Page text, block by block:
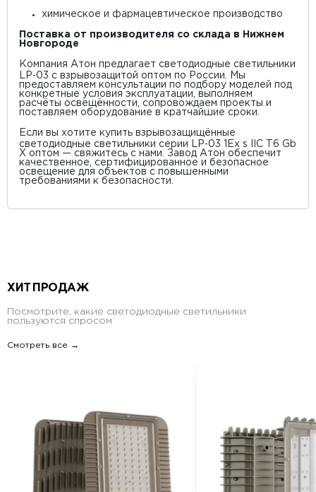
химическое и фармацевтическое производство
Поставка от производителя со склада в Нижнем
Новгороде
Компания Атон предлагает светодиодные светильники
LP‑03 с взрывозащитой оптом по России. Мы
предоставляем консультации по подбору моделей под
конкретные условия эксплуатации, выполняем
расчёты освещённости, сопровождаем проекты и
поставляем оборудование в кратчайшие сроки.
Если вы хотите купить взрывозащищённые
светодиодные светильники серии LP‑03 1Ex s IIC T6 Gb
X оптом — свяжитесь с нами. Завод Атон обеспечит
качественное, сертифицированное и безопасное
освещение для объектов с повышенными
требованиями к безопасности.
ХИТ ПРОДАЖ
Посмотрите, какие светодиодные светильники
пользуются спросом
Смотреть все →